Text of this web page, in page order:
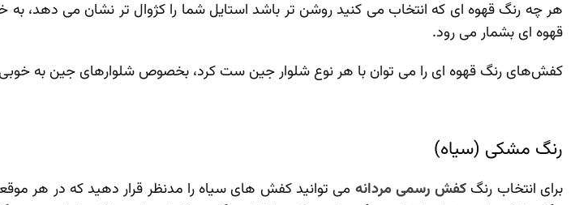
هر چه رنگ قهوه‌ ای که انتخاب می‌ کنید روشن ‌تر باشد استایل شما را کژوال تر نشان می
قهوه‌ ای بشمار می ‌رود.
کفش‌های رنگ قهوه‌ ای را می ‌توان با هر نوع شلوار جین ست کرد، بخصوص شلوارهای جین به‌
رنگ مشکی (سیاه)
برای انتخاب رنگ کفش رسمی مردانه می‌ توانید کفش‌ های سیاه را مدنظر قرار دهید که در هر